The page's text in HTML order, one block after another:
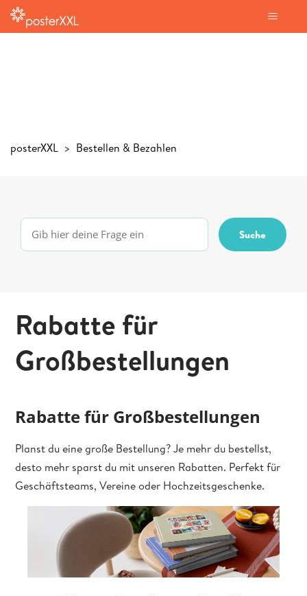
posterXXL Bestellen & Bezahlen
Rabatte für
Großbestellungen
Rabatte für Großbestellungen
Planst du eine große Bestellung? Je mehr du bestellst,
desto mehr sparst du mit unseren Rabatten. Perfekt für
Geschäftsteams, Vereine oder Hochzeitsgeschenke.